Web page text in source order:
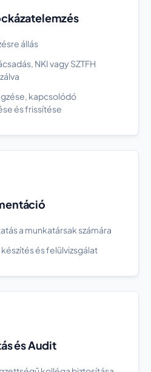
állás
NKI vagy SZTFH
kapcsolódó
és frissítése
a munkatársak számára
és felülvizsgálat
és Audit